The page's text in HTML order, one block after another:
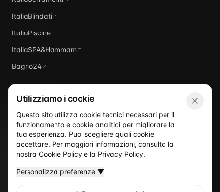
ItaliaBlindati
ItaliaPiscine
ItaliaSPA&Hammam
Bagno24
ItaliaDomus
Utilizziamo i cookie
Questo sito utilizza cookie tecnici necessari per il
funzionamento e cookie analitici per migliorare la
tua esperienza. Puoi scegliere quali cookie
accettare. Per maggiori informazioni, consulta la
nostra Cookie Policy e la Privacy Policy.
Personalizza preferenze ▼